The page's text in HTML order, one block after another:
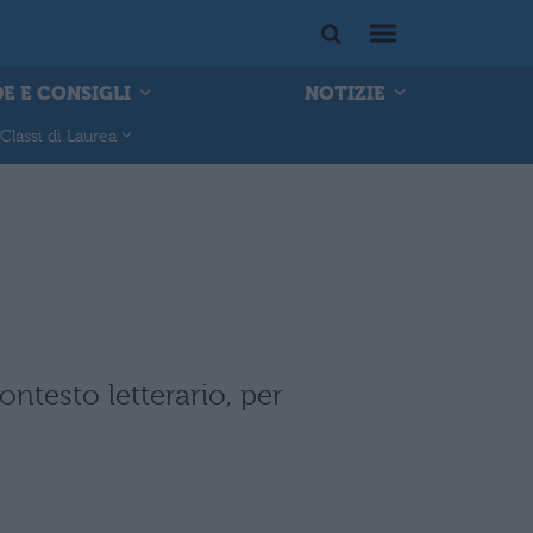
E CONSIGLI
NOTIZIE
Classi di Laurea
letterario, per